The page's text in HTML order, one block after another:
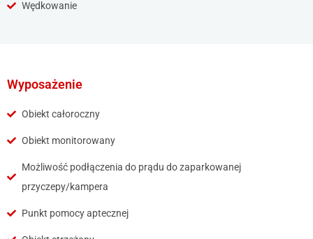
Wędkowanie
Wyposażenie
Obiekt całoroczny
Obiekt monitorowany
Możliwość podłączenia do prądu do zaparkowanej
przyczepy/kampera
Punkt pomocy aptecznej